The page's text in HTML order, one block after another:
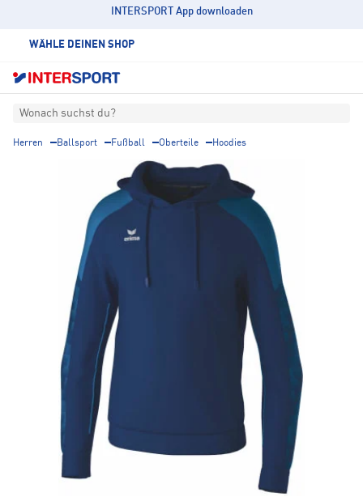
INTERSPORT App downloaden
WÄHLE DEINEN SHOP
Wonach suchst du?
Herren Ballsport Fußball Oberteile Hoodies